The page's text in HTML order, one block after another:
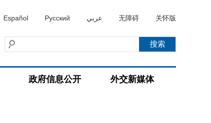
Español Русский عربي 无障碍 关怀版
政府信息公开 外交新媒体